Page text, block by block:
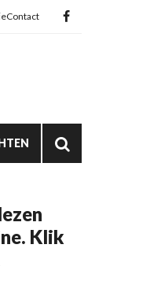
Contact
Klik